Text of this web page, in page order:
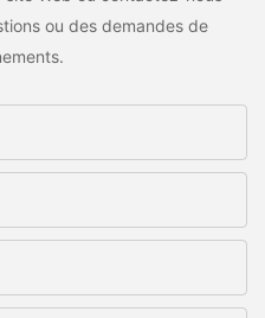
ou des demandes de